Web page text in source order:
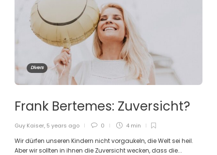
Divers
Frank Bertemes: Zuversicht?
Guy Kaiser, 5 years ago 0 4 min
Wir dürfen unseren Kindern nicht vorgaukeln, die Welt sei heil.
Aber wir sollten in ihnen die Zuversicht wecken, dass die...